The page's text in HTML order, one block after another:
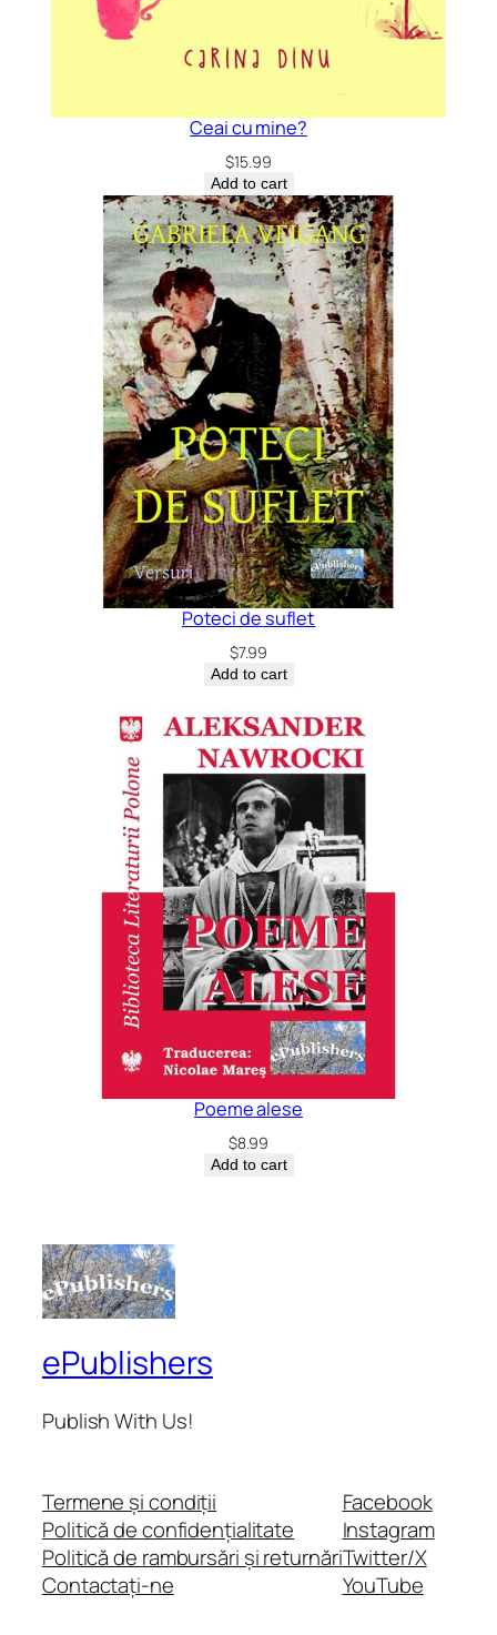
Ceai cu mine?
$15.99
Add to cart
Poteci de suflet
$7.99
Add to cart
Poeme alese
$8.99
Add to cart
ePublishers
Publish With Us!
Termene și condiții
Politică de confidențialitate
Politică de rambursări și returnări
Contactați-ne
Facebook
Instagram
Twitter/X
YouTube